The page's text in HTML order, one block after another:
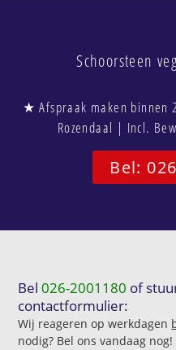
Schoorsteen
★ Afspraak maken binnen
Rozendaal | Incl.
Bel:
Bel026-2001180 of
contactformulier:
Wij reageren op werkdagen
nodig? Bel ons vandaag nog!